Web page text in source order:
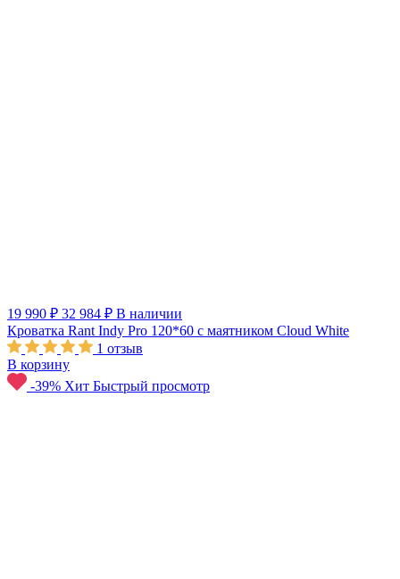
19 990 ₽ 32 984 ₽ В наличии
Кроватка Rant Indy Pro 120*60 с маятником Cloud White
1 отзыв
В корзину
-39% Хит Быстрый просмотр